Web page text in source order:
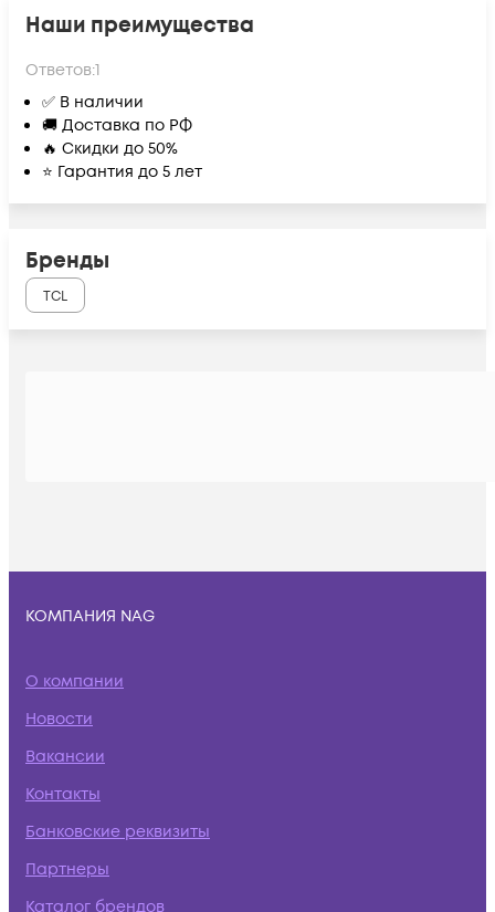
Наши преимущества
Ответов:1
✅ В наличии
🚚 Доставка по РФ
🔥 Скидки до 50%
⭐ Гарантия до 5 лет
Бренды
TCL
КОМПАНИЯ NAG
О компании
Новости
Вакансии
Контакты
Банковские реквизиты
Партнеры
Каталог брендов